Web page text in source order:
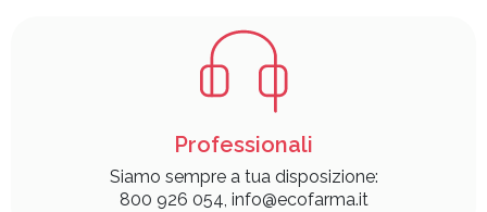
Professionali
Siamo sempre a tua disposizione:
800 926 054, info@ecofarma.it